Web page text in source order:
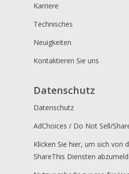
Karriere
Technisches
Neuigkeiten
Kontaktieren Sie uns
Datenschutz
Datenschutz
AdChoices / Do Not Sell/
Klicken Sie hier, um sich von
ShareThis Diensten